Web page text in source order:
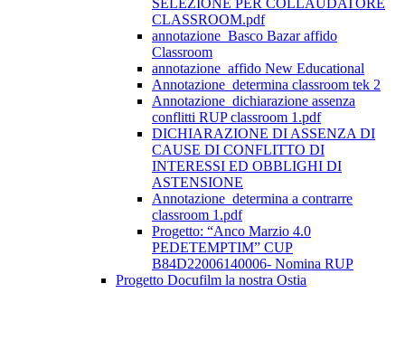
SELEZIONE PER COLLAUDATORE
CLASSROOM.pdf
annotazione_Basco Bazar affido
Classroom
annotazione_affido New Educational
Annotazione_determina classroom tek 2
Annotazione_dichiarazione assenza
conflitti RUP classroom 1.pdf
DICHIARAZIONE DI ASSENZA DI
CAUSE DI CONFLITTO DI
INTERESSI ED OBBLIGHI DI
ASTENSIONE
Annotazione_determina a contrarre
classroom 1.pdf
Progetto: “Anco Marzio 4.0
PEDETEMPTIM” CUP
B84D22006140006- Nomina RUP
Progetto Docufilm la nostra Ostia